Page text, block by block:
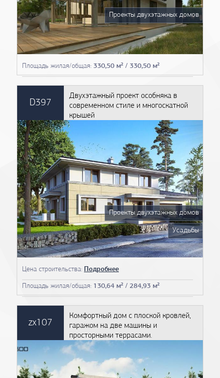
Площадь жилая/общая: 330,50 м² / 330,50 м²
Проекты двухэтажных домов
D397
Двухэтажный проект особняка в
современном стиле и многоскатной
крышей
Цена строительства: Подробнее
Площадь жилая/общая: 130,64 м² / 284,93 м²
Проекты двухэтажных домов
Усадьбы
zx107
Комфортный дом с плоской кровлей,
гаражом на две машины и
просторными террасами.